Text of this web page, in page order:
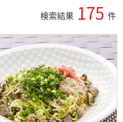
検索結果 175 件